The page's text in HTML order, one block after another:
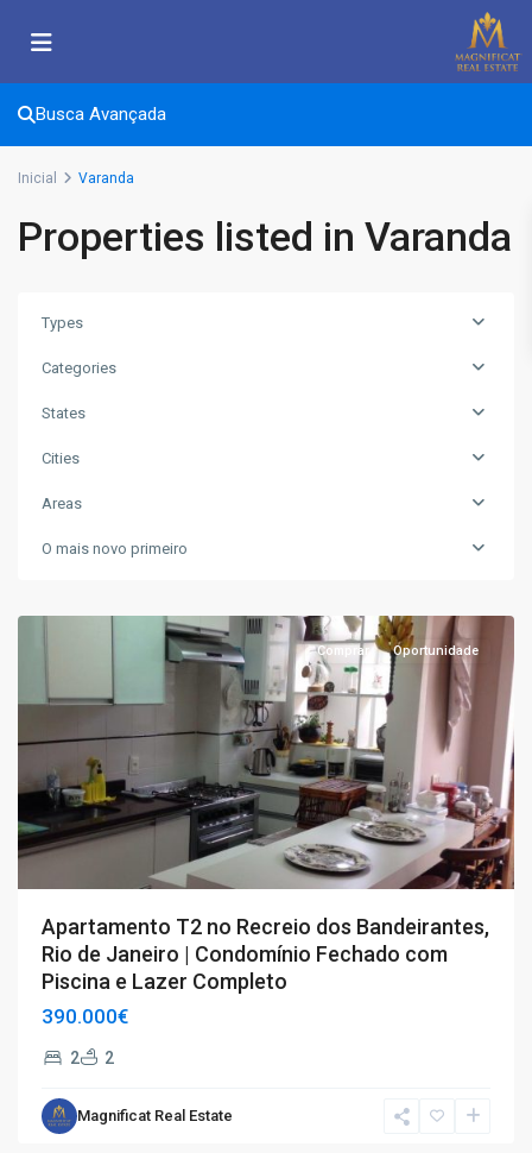
Busca Avançada
Inicial Varanda
Properties listed in Varanda
Types
Categories
States
Cities
Areas
O mais novo primeiro
T2,
Comprar Oportunidade
Apartamento T2 no Recreio dos Bandeirantes,
Rio de Janeiro | Condomínio Fechado com
Piscina e Lazer Completo
390.000€
2 2
Magnificat Real Estate
T3,